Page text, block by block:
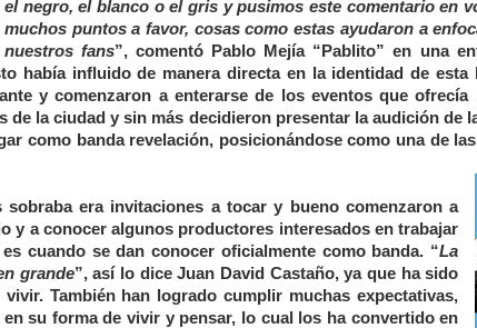
el negro, el blanco o el gris y pusimos este comentario en
muchos puntos a favor, cosas como estas ayudaron a
nuestros fans”, comentó Pablo Mejía “Pablito” en una
había influido de manera directa en la identidad de esta
y comenzaron a enterarse de los eventos que
de la ciudad y sin más decidieron presentar la audición de
como banda revelación, posicionándose como una de
sobraba era invitaciones a tocar y bueno comenzaron a
y a conocer algunos productores interesados en trabajar
cuando se dan conocer oficialmente como banda. “La
grande”, así lo dice Juan David Castaño, ya que ha sido
También han logrado cumplir muchas expectativas,
su forma de vivir y pensar, lo cual los ha convertido en